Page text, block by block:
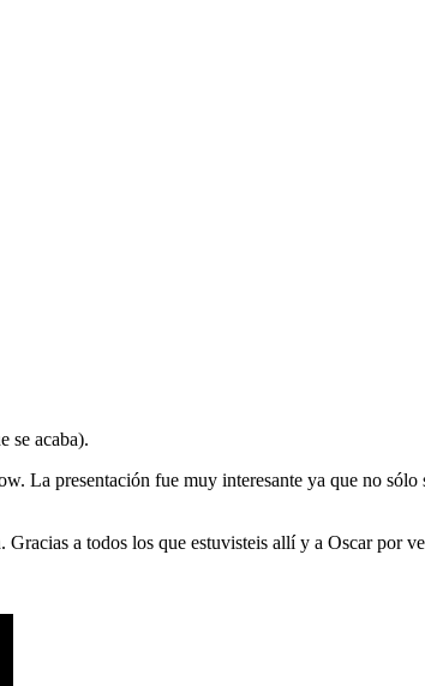
se acaba).
La presentación fue muy interesante ya que no
a todos los que estuvisteis allí y a Oscar por